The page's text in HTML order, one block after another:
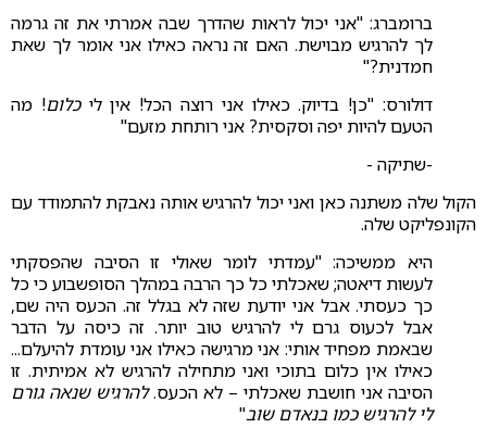
ברומברג: "אני יכול לראות שהדרך שבה אמרתי את זה גרמה
לך להרגיש מבוישת. האם זה נראה כאילו אני אומר לך שאת
חמדנית?"
דולורס: "כן! בדיוק. כאילו אני רוצה הכל! אין ליכלום! מה
הטעם להיות יפה וסקסית? אני רותחת מזעם"
-שתיקה -
הקול שלה משתנה כאן ואני יכול להרגיש אותה נאבקת להתמודד עם
הקונפליקט שלה.
היא ממשיכה: "עמדתי לומר שאולי זו הסיבה שהפסקתי
לעשות דיאטה; שאכלתי כל כך הרבה במהלך הסופשבוע כי כל
כך כעסתי. אבל אני יודעת שזה לא בגלל זה. הכעס היה שם,
אבל לכעוס גרם לי להרגיש טוב יותר. זה כיסה על הדבר
שבאמת מפחיד אותי: אני מרגישה כאילו אני עומדת להיעלם...
כאילו אין כלום בתוכי ואני מתחילה להרגיש לא אמיתית. זו
הסיבה אני חושבת שאכלתי – לא הכעס.להרגיש שנאה גורם
לי להרגיש כמו בנאדם שוב"